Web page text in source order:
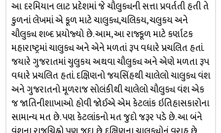
આ દરમિયાન લાટ પ્રદેશમાં જે ચૌલુક્યની સત્તા પ્રવર્તતી હતી તે
કુળનાં લેખમાં એ કૂળ માટે ચાલુક્ય,ચલિકય, ચલુકય અને
ચૌલુક્ય શબ્દ પ્રયોજ્યો છે. આમ, આ રાજ્કૂળ માટે કર્ણાટક
મહારાષ્ટ્રમાં ચાલુક્ય અને એને મળતાં રૂપ વધારે પ્રચલિત હતાં.
જયારે ગુજરાતમાં ચુલુકય અથવા ચૌલુક્ય અને એણે મળતા રૂપ
વધારે પ્રચલિત હતાં. દક્ષિણનો જયસિંહથી ચાલેલો ચાલુક્ય વંશ
અને ગુજરાતનો મૂળરાજ સોલંકીથી ચાલેલો ચૌલુક્ય વંશ એક
જ જાતિનીશાખાઓ હોવી જોઈએ એમ કેટલાંક ઇતિહાસકારોના
સામાન્ય મત છે. પણ કેટલાંકનો મત જુદો જરૂર પડે છે. આ બંને